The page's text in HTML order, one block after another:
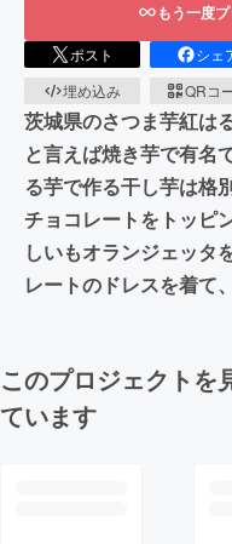
もう一度
ポスト シェ
埋め込み
QRコ
茨城県のさつま芋紅は
と言えば焼き芋で有名
る芋で作る干し芋は格
チョコレートをトッピ
しいもオランジェッタ
レートのドレスを着て
このプロジェクトを
ています